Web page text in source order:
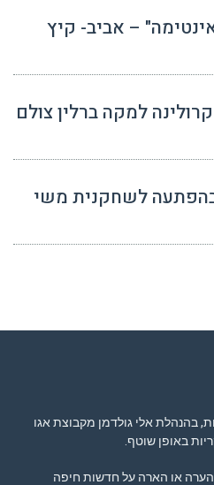
– אביב- קיץ
קיץ 2026 של קרולינה למקה ברלין צולם
בהפתעה לשחקנית משי
בהנהלת אלי גולדמן מקבוצת אגו
באופן שוטף.
הערה או הארה על חדשות חיפה